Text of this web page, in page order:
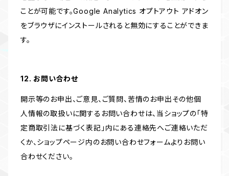
ことが可能です。Google Analytics オプトアウト アドオン
をブラウザにインストールされると無効にすることができま
す。
12. お問い合わせ
開示等のお申出、ご意見、ご質問、苦情のお申出その他個
人情報の取扱いに関するお問い合わせは、当ショップの「特
定商取引法に基づく表記」内にある連絡先へご連絡いただ
くか、ショップページ内のお問い合わせフォームよりお問い
合わせください。